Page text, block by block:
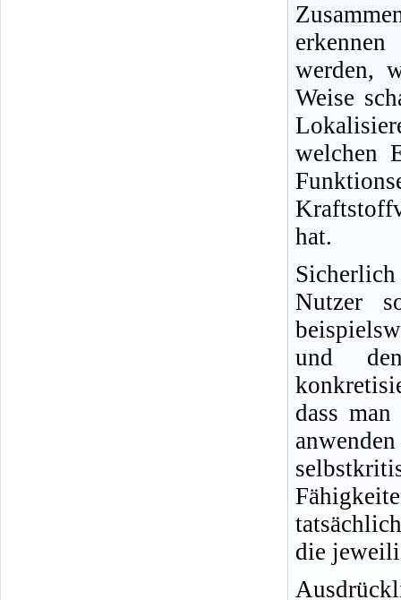
werden,
Weise
welchen
hat.
Nutzer
und
dass
die